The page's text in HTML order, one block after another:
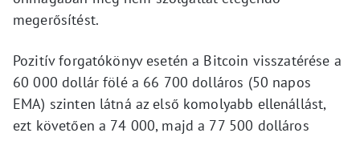
megerősítést.
Pozitív forgatókönyv esetén a Bitcoin visszatérése a
60 000 dollár fölé a 66 700 dolláros (50 napos
EMA) szinten látná az első komolyabb ellenállást,
ezt követően a 74 000, majd a 77 500 dolláros